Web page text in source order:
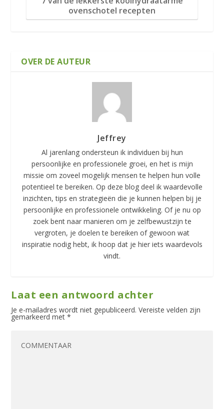
ovenschotel recepten
OVER DE AUTEUR
Jeffrey
Al jarenlang ondersteun ik individuen bij hun
persoonlijke en professionele groei, en het is mijn
missie om zoveel mogelijk mensen te helpen hun volle
potentieel te bereiken. Op deze blog deel ik waardevolle
inzichten, tips en strategieën die je kunnen helpen bij je
persoonlijke en professionele ontwikkeling. Of je nu op
zoek bent naar manieren om je zelfbewustzijn te
vergroten, je doelen te bereiken of gewoon wat
inspiratie nodig hebt, ik hoop dat je hier iets waardevols
vindt.
Laat een antwoord achter
Je e-mailadres wordt niet gepubliceerd. Vereiste velden zijn
gemarkeerd met*